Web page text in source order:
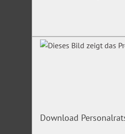
Download